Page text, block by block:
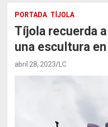
PORTADA TÍJOLA
Tíjola recuerda
una escultura
abril 28, 2023 LC